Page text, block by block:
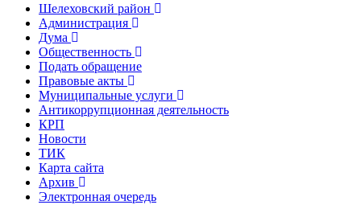
Шелеховский район
Администрация
Дума
Общественность
Подать обращение
Правовые акты
Муниципальные услуги
Антикоррупционная деятельность
КРП
Новости
ТИК
Карта сайта
Архив
Электронная очередь